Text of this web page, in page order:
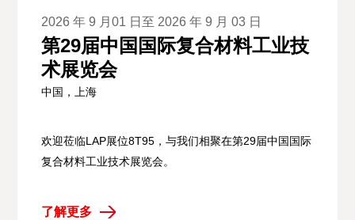
2026 年 9 月01 日至 2026 年 9 月 03 日
第29届中国国际复合材料工业技
术展览会
中国，上海
欢迎莅临LAP展位8T95，与我们相聚在第29届中国国际
复合材料工业技术展览会。
了解更多